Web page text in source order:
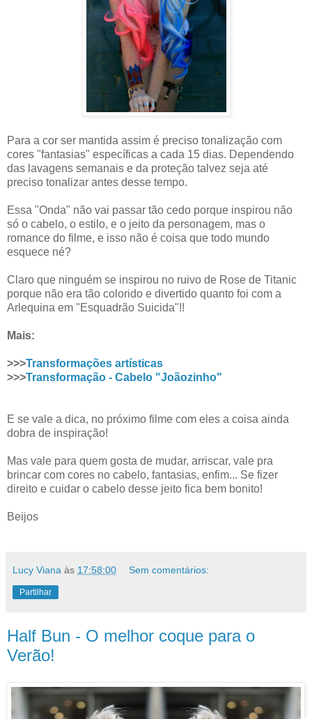
Para a cor ser mantida assim é preciso tonalização com
cores "fantasias" específicas a cada 15 dias. Dependendo
das lavagens semanais e da proteção talvez seja até
preciso tonalizar antes desse tempo.
Essa "Onda" não vai passar tão cedo porque inspirou não
só o cabelo, o estilo, e o jeito da personagem, mas o
romance do filme, e isso não é coisa que todo mundo
esquece né?
Claro que ninguém se inspirou no ruivo de Rose de Titanic
porque não era tão colorido e divertido quanto foi com a
Arlequina em "Esquadrão Suicida"!!
Mais:
>>>Transformações artísticas
>>>Transformação - Cabelo "Joãozinho"
E se vale a dica, no próximo filme com eles a coisa ainda
dobra de inspiração!
Mas vale para quem gosta de mudar, arriscar, vale pra
brincar com cores no cabelo, fantasias, enfim... Se fizer
direito e cuidar o cabelo desse jeito fica bem bonito!
Beijos
Lucy Viana às 17:58:00 Sem comentários:
Partilhar
Half Bun - O melhor coque para o
Verão!